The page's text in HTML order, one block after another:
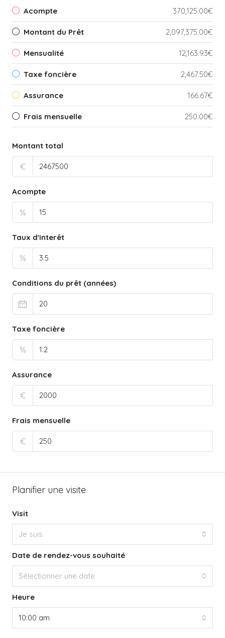
Acompte 370,125.00€
Montant du Prêt 2,097,375.00€
Mensualité 12,163.93€
Taxe foncière 2,467.50€
Assurance 166.67€
Frais mensuelle 250.00€
Montant total
€
Acompte
%
Taux d'interêt
%
Conditions du prêt (années)
Taxe foncière
%
Assurance
€
Frais mensuelle
€
Planifier une visite
Visit
Je suis
Date de rendez-vous souhaité
Sélectionner une date
Heure
10:00 am